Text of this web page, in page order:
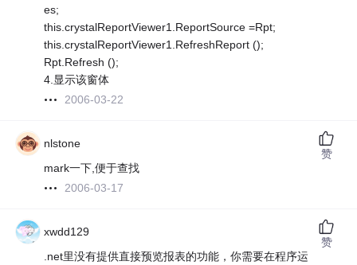
es;
this.crystalReportViewer1.ReportSource =Rpt;
this.crystalReportViewer1.RefreshReport ();
Rpt.Refresh ();
4.显示该窗体
2006-03-22
nlstone
mark一下,便于查找
2006-03-17
赞
xwdd129
.net里没有提供直接预览报表的功能，你需要在程序运
赞